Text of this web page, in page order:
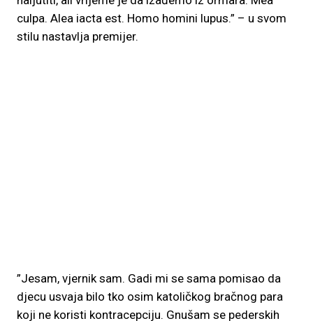
culpa. Alea iacta est. Homo homini lupus.” – u svom
stilu nastavlja premijer.
”Jesam, vjernik sam. Gadi mi se sama pomisao da
djecu usvaja bilo tko osim katoličkog bračnog para
koji ne koristi kontracepciju. Gnušam se pederskih